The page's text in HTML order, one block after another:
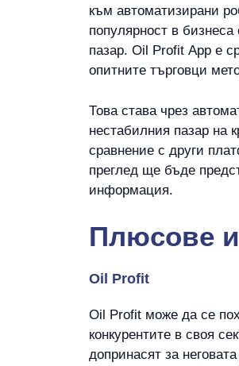
към автоматизирани
популярност в
пазар. Oil Profit App е
опитните търговци
Това става чрез
нестабилния пазар на
сравнение с други
преглед ще бъде
информация.
Плюсове
Oil Profit
Oil Profit може да се
конкурентите в своя
допринасят за